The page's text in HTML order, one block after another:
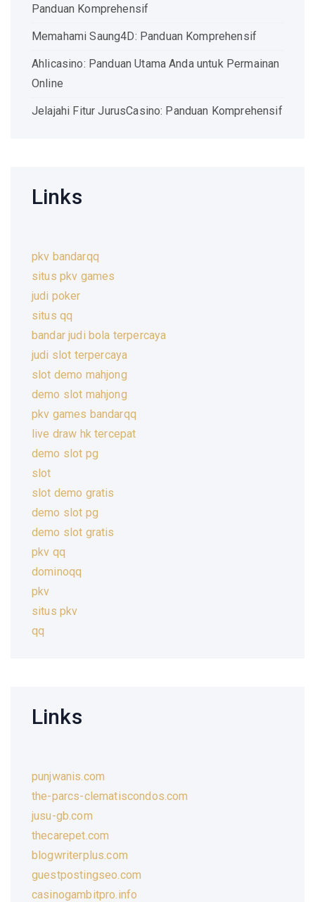
Panduan Komprehensif
Memahami Saung4D: Panduan Komprehensif
Ahlicasino: Panduan Utama Anda untuk Permainan
Online
Jelajahi Fitur JurusCasino: Panduan Komprehensif
Links
pkv bandarqq
situs pkv games
judi poker
situs qq
bandar judi bola terpercaya
judi slot terpercaya
slot demo mahjong
demo slot mahjong
pkv games bandarqq
live draw hk tercepat
demo slot pg
slot
slot demo gratis
demo slot pg
demo slot gratis
pkv qq
dominoqq
pkv
situs pkv
qq
Links
punjwanis.com
the-parcs-clematiscondos.com
jusu-gb.com
thecarepet.com
blogwriterplus.com
guestpostingseo.com
casinogambitpro.info